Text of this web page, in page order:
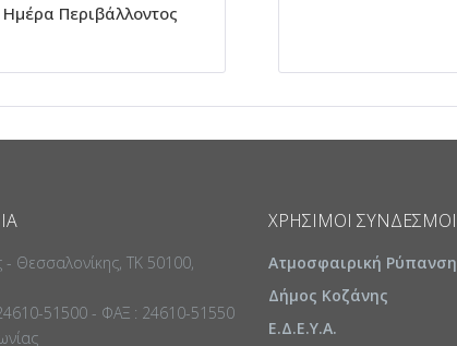
Περιβάλλοντος
- Θεσσαλονίκης, ΤΚ 50100,
51500 - ΦΑΞ : 24610-51550
ΧΡΉΣΙΜΟΙ ΣΎΝΔΕΣΜΟΙ
Ατμοσφαιρική Ρύπανση
Δήμος Κοζάνης
Ε.Δ.Ε.Υ.Α.